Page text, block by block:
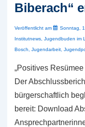
Biberach“
Veröffentlicht am Sonntag,
Institutnews Jugendbuden im
Bosch
Jugendarbeit
„Positives
Der
bürgerschaftlich
bereit: Download